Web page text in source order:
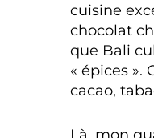
cuisine
chocolat
que Bali
« épices ».
cacao,